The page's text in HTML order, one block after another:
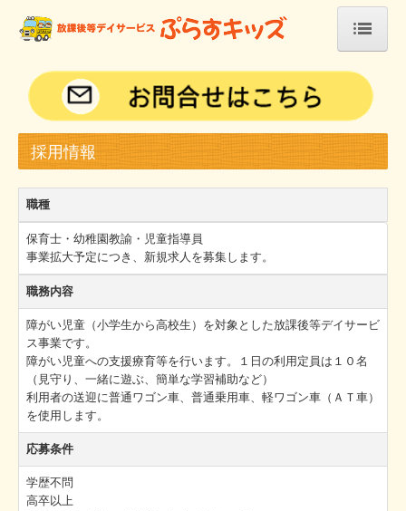
ホーム
白岳館
広田館
梅田館
佐々館
法人案内
お問い合わせ
プライバシーポリシー
採用情報
採用情報
職種
保育士・幼稚園教諭・児童指導員
事業拡大予定につき、新規求人を募集します。
職務内容
障がい児童（小学生から高校生）を対象とした放課後等デイサービ
ス事業です。
障がい児童への支援療育等を行います。１日の利用定員は１０名
（見守り、一緒に遊ぶ、簡単な学習補助など）
利用者の送迎に普通ワゴン車、普通乗用車、軽ワゴン車（ＡＴ車）
を使用します。
応募条件
学歴不問
高卒以上